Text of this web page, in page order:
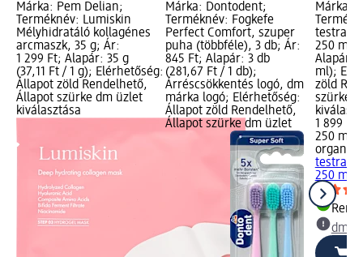
Márka: Pem Delian;
Terméknév: Lumiskin
Mélyhidratáló kollagénes
arcmaszk, 35 g; Ár:
1 299 Ft; Alapár: 35 g
(37,11 Ft / 1 g); Elérhetőség:
Állapot zöld Rendelhető,
Állapot szürke dm üzlet
kiválasztása
Márka: Dontodent;
Terméknév: Fogkefe
Perfect Comfort, szuper
puha (többféle), 3 db; Ár:
845 Ft; Alapár: 3 db
(281,67 Ft / 1 db);
Árréscsökkentés logó, dm
márka logó; Elérhetőség:
Állapot zöld Rendelhető,
Állapot szürke dm üzlet
Márka:
250 ml;
Alapár:
ml);
zöld
szürke
1 899 Ft
250 ml
organic
250 ml
dm